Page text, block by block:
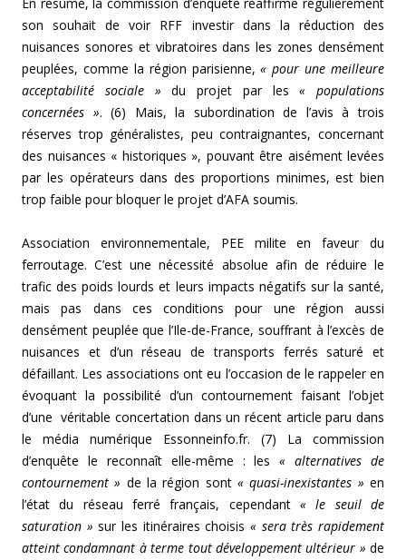
son souhait de voir RFF investir dans la réduction des
nuisances sonores et vibratoires dans les zones densément
peuplées, comme la région parisienne,« pour une meilleure
acceptabilité sociale » du projet par les « populations
concernées ». (6) Mais, la subordination de l’avis à trois
réserves trop généralistes, peu contraignantes, concernant
des nuisances « historiques », pouvant être aisément levées
par les opérateurs dans des proportions minimes, est bien
trop faible pour bloquer le projet d’AFA soumis.
Association environnementale, PEE milite en faveur du
ferroutage. C’est une nécessité absolue afin de réduire le
trafic des poids lourds et leurs impacts négatifs sur la santé,
mais pas dans ces conditions pour une région aussi
densément peuplée que l’Ile-de-France, souffrant à l’excès de
nuisances et d’un réseau de transports ferrés saturé et
défaillant. Les associations ont eu l’occasion de le rappeler en
évoquant la possibilité d’un contournement faisant l’objet
d’une véritable concertation dans un récent article paru dans
le média numérique Essonneinfo.fr. (7) La commission
d’enquête le reconnaît elle-même : les« alternatives de
contournement » de la région sont« quasi-inexistantes » en
l’état du réseau ferré français, cependant « le seuil de
saturation » sur les itinéraires choisis« sera très rapidement
atteint condamnant à terme tout développement ultérieur » de